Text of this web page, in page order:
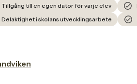
Tillgång till en egen dator för varje elev
Delaktighet i skolans utvecklingsarbete